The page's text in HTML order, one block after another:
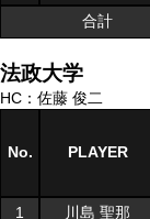
合計
法政大学
HC：佐藤 俊二
No. PLAYER
1 川島 聖那